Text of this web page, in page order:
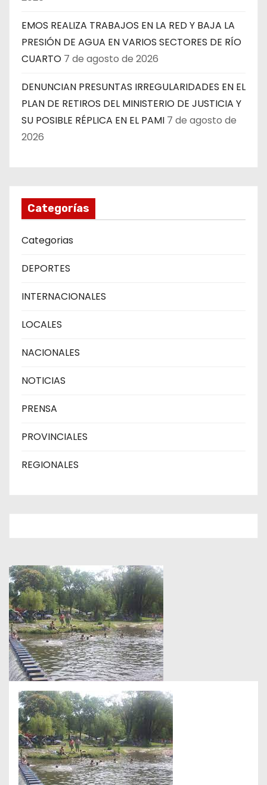
EMOS REALIZA TRABAJOS EN LA RED Y BAJA LA
PRESIÓN DE AGUA EN VARIOS SECTORES DE RÍO
CUARTO 7 de agosto de 2026
DENUNCIAN PRESUNTAS IRREGULARIDADES EN EL
PLAN DE RETIROS DEL MINISTERIO DE JUSTICIA Y
SU POSIBLE RÉPLICA EN EL PAMI 7 de agosto de
2026
Categorías
Categorias
DEPORTES
INTERNACIONALES
LOCALES
NACIONALES
NOTICIAS
PRENSA
PROVINCIALES
REGIONALES